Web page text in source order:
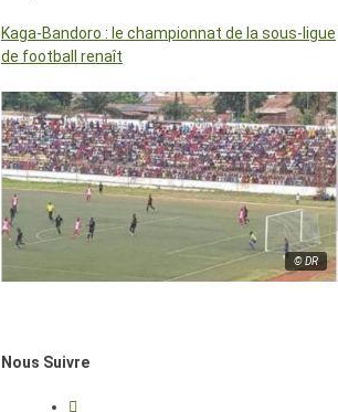
Kaga-Bandoro : le championnat de la sous-ligue
de football renaît
© DR
Nous Suivre